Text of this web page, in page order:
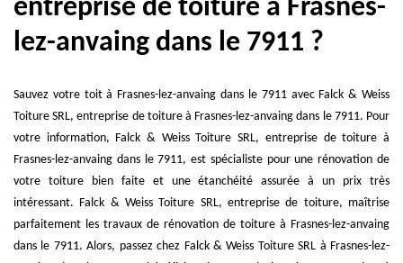
entreprise de toiture à Frasnes-
lez-anvaing dans le 7911 ?
Sauvez votre toit à Frasnes-lez-anvaing dans le 7911 avec Falck & Weiss
Toiture SRL, entreprise de toiture à Frasnes-lez-anvaing dans le 7911. Pour
votre information, Falck & Weiss Toiture SRL, entreprise de toiture à
Frasnes-lez-anvaing dans le 7911, est spécialiste pour une rénovation de
votre toiture bien faite et une étanchéité assurée à un prix très
intéressant. Falck & Weiss Toiture SRL, entreprise de toiture, maîtrise
parfaitement les travaux de rénovation de toiture à Frasnes-lez-anvaing
dans le 7911. Alors, passez chez Falck & Weiss Toiture SRL à Frasnes-lez-